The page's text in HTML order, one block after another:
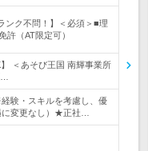
ンク不問！】＜必須＞■理
許（AT限定可）
＜あそび王国 南輝事業所
験・スキルを考慮し、優
変更なし）★正社…